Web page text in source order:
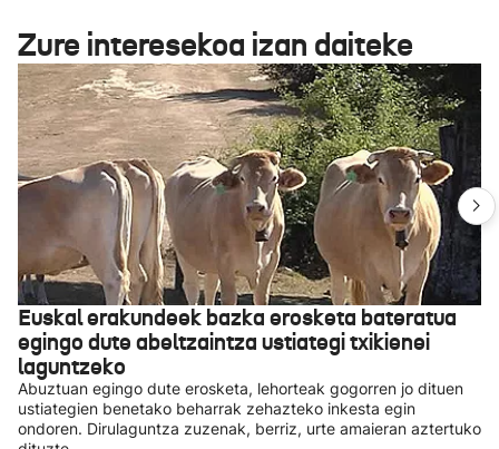
Zure interesekoa izan daiteke
Euskal erakundeek bazka erosketa bateratua
egingo dute abeltzaintza ustiategi txikienei
laguntzeko
Abuztuan egingo dute erosketa, lehorteak gogorren jo dituen
ustiategien benetako beharrak zehazteko inkesta egin
ondoren. Dirulaguntza zuzenak, berriz, urte amaieran aztertuko